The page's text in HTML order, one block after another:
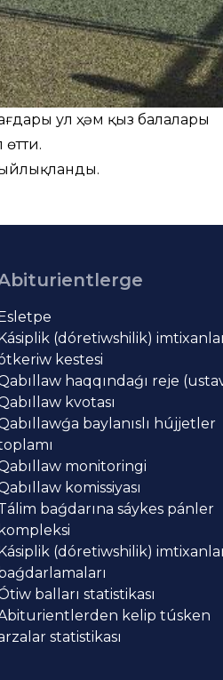
ул ҳәм қыз балалары
(dóretiwshilik)
kestesi
haqqındaǵı reje
kvotası
baylanıslı hújjetler
monitoringi
komissiyası
baǵdarına sáykes pánler
kompleksi
(dóretiwshilik)
balları statistikası
kelip túsken
statistikası